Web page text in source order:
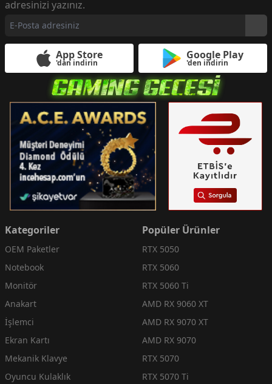
adresinizi yazınız.
App Store
'dan indirin
Google Play
'den indirin
Kategoriler
OEM Paketler
Notebook
Monitör
Anakart
İşlemci
Ekran Kartı
Mekanik Klavye
Oyuncu Kulaklık
Popüler Ürünler
RTX 5050
RTX 5060
RTX 5060 Ti
AMD RX 9060 XT
AMD RX 9070 XT
AMD RX 9070
RTX 5070
RTX 5070 Ti